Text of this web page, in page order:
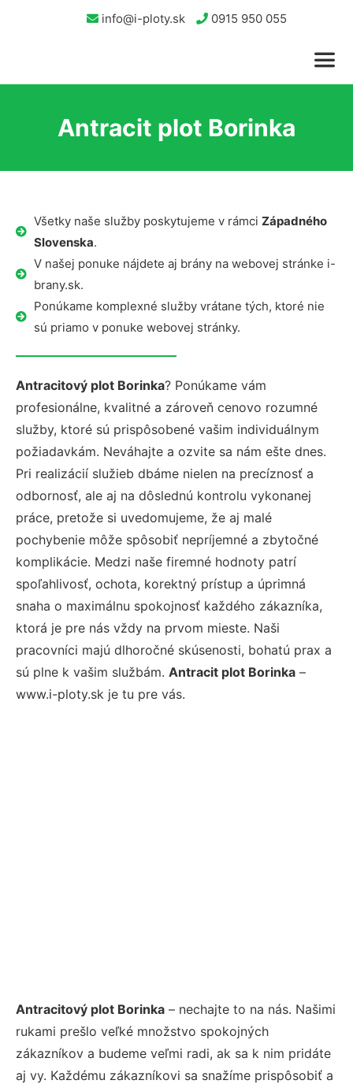
info@i-ploty.sk 0915 950 055
Antracit plot Borinka
Všetky naše služby poskytujeme v rámci Západného
Slovenska.
V našej ponuke nájdete aj brány na webovej stránke i-
brany.sk.
Ponúkame komplexné služby vrátane tých, ktoré nie
sú priamo v ponuke webovej stránky.
Antracitový plot Borinka? Ponúkame vám
profesionálne, kvalitné a zároveň cenovo rozumné
služby, ktoré sú prispôsobené vašim individuálnym
požiadavkám. Neváhajte a ozvite sa nám ešte dnes.
Pri realizácií služieb dbáme nielen na precíznosť a
odbornosť, ale aj na dôslednú kontrolu vykonanej
práce, pretože si uvedomujeme, že aj malé
pochybenie môže spôsobiť nepríjemné a zbytočné
komplikácie. Medzi naše firemné hodnoty patrí
spoľahlivosť, ochota, korektný prístup a úprimná
snaha o maximálnu spokojnosť každého zákazníka,
ktorá je pre nás vždy na prvom mieste. Naši
pracovníci majú dlhoročné skúsenosti, bohatú prax a
sú plne k vašim službám. Antracit plot Borinka –
www.i-ploty.sk je tu pre vás.
Antracitový plot Borinka – nechajte to na nás. Našimi
rukami prešlo veľké množstvo spokojných
zákazníkov a budeme veľmi radi, ak sa k nim pridáte
aj vy. Každému zákazníkovi sa snažíme prispôsobiť a